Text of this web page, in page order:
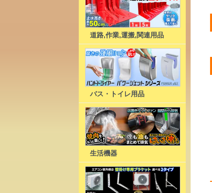
道路,作業,運搬,関連用品
バス・トイレ用品
生活機器